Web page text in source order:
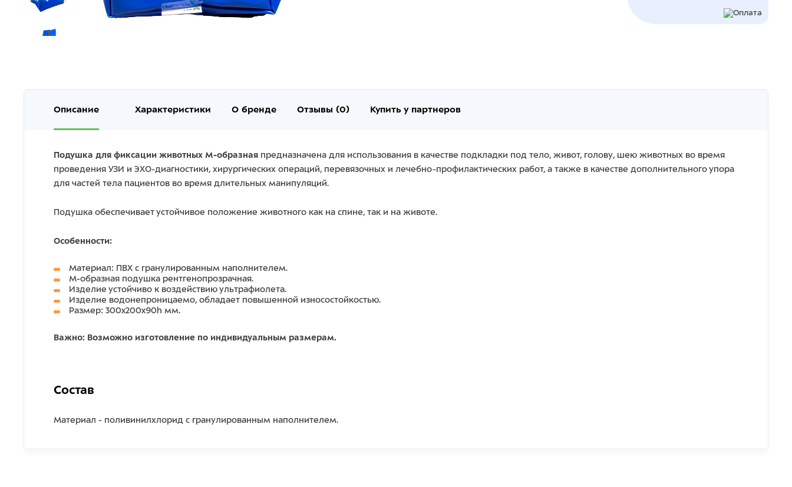
Описание Характеристики О бренде Отзывы (0) Купить у партнеров
Подушка для фиксации животных М-образная предназначена для использования в качестве подкладки под тело, живот, голову, шею животных во время
проведения УЗИ и ЭХО-диагностики, хирургических операций, перевязочных и лечебно-профилактических работ, а также в качестве дополнительного упора
для частей тела пациентов во время длительных манипуляций.
Подушка обеспечивает устойчивое положение животного как на спине, так и на животе.
Особенности:
Материал: ПВХ с гранулированным наполнителем.
М-образная подушка рентгенопрозрачная.
Изделие устойчиво к воздействию ультрафиолета.
Изделие водонепроницаемо, обладает повышенной износостойкостью.
Размер: 300x200x90h мм.
Важно: Возможно изготовление по индивидуальным размерам.
Состав
Материал - поливинилхлорид с гранулированным наполнителем.